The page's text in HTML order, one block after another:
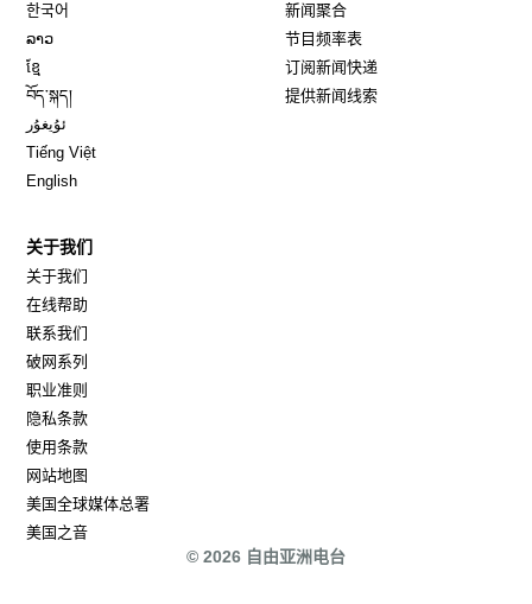
한국어
ລາວ
ខ្មែ
བོད་སྐད།
ئۇيغۇر
Tiếng Việt
English
新闻聚合
节目频率表
订阅新闻快递
提供新闻线索
关于我们
关于我们
在线帮助
联系我们
破网系列
职业准则
隐私条款
使用条款
网站地图
美国全球媒体总署
美国之音
© 2026 自由亚洲电台